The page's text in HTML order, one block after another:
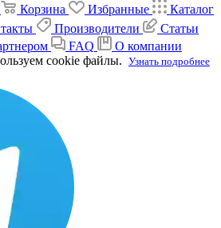
Корзина Избранные
Каталог
Производители
Статьи
FAQ
О компании
cookie файлы. Узнать подробнее